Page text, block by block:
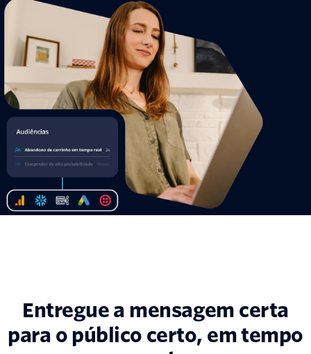
Entregue a mensagem certa
para o público certo, em tempo